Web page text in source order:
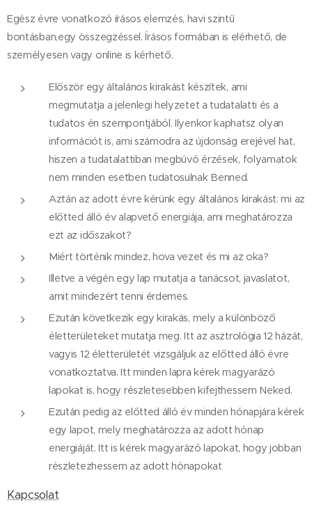
Egész évre vonatkozó írásos elemzés, havi szintű
bontásban,egy összegzéssel. Írásos formában is elérhető, de
személyesen vagy online is kérhető.
Először egy általános kirakást készítek, ami
megmutatja a jelenlegi helyzetet a tudatalatti és a
tudatos én szempontjából. Ilyenkor kaphatsz olyan
információt is, ami számodra az újdonság erejével hat,
hiszen a tudatalattiban megbúvó érzések, folyamatok
nem minden esetben tudatosulnak Benned.
Aztán az adott évre kérünk egy általános kirakást: mi az
előtted álló év alapvető energiája, ami meghatározza
ezt az időszakot?
Miért történik mindez, hova vezet és mi az oka?
Illetve a végén egy lap mutatja a tanácsot, javaslatot,
amit mindezért tenni érdemes.
Ezután következik egy kirakás, mely a különböző
életterületeket mutatja meg. Itt az asztrológia 12 házát,
vagyis 12 életterületét vizsgáljuk az előtted álló évre
vonatkoztatva. Itt minden lapra kérek magyarázó
lapokat is, hogy részletesebben kifejthessem Neked.
Ezután pedig az előtted álló év minden hónapjára kérek
egy lapot, mely meghatározza az adott hónap
energiáját. Itt is kérek magyarázó lapokat, hogy jobban
részletezhessem az adott hónapokat
Kapcsolat